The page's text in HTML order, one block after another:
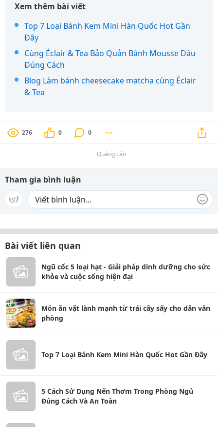
Xem thêm bài viết
Top 7 Loại Bánh Kem Mini Hàn Quốc Hot Gần
Đây
Cùng Éclair & Tea Bảo Quản Bánh Mousse Dâu
Đúng Cách
Blog Làm bánh cheesecake matcha cùng Éclair
& Tea
276 0 0
Quảng cáo
Tham gia bình luận
Bài viết liên quan
Ngũ cốc 5 loại hạt - Giải pháp dinh dưỡng cho sức
khỏe và cuộc sống hiện đại
Món ăn vặt lành mạnh từ trái cây sấy cho dân văn
phòng
Top 7 Loại Bánh Kem Mini Hàn Quốc Hot Gần Đây
5 Cách Sử Dụng Nến Thơm Trong Phòng Ngủ
Đúng Cách Và An Toàn